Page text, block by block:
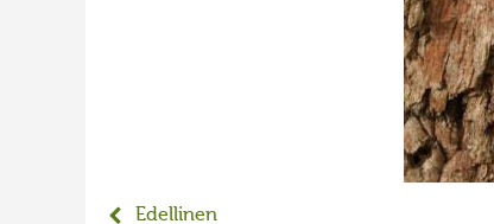
Edellinen